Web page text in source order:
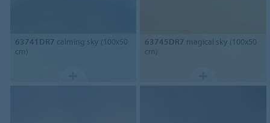
63741DR7 calming sky (100x50
cm)
63745DR7 magical sky (100x50
cm)